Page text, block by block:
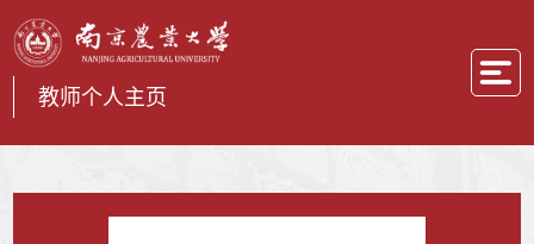
教师个人主页